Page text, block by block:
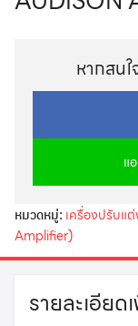
หากสน
แ
หมวดหมู่: เครื่องปรับแ
Amplifier)
รายละเอียด